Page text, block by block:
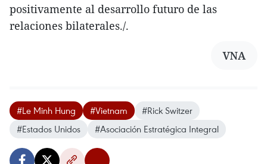
positivamente al desarrollo futuro de las
relaciones bilaterales./.
VNA
#Le Minh Hung #Vietnam
#Rick Switzer
#Estados Unidos
#Asociación Estratégica Integral